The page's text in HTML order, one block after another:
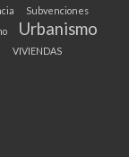
Subvenciones
Urbanismo
VIVIENDAS